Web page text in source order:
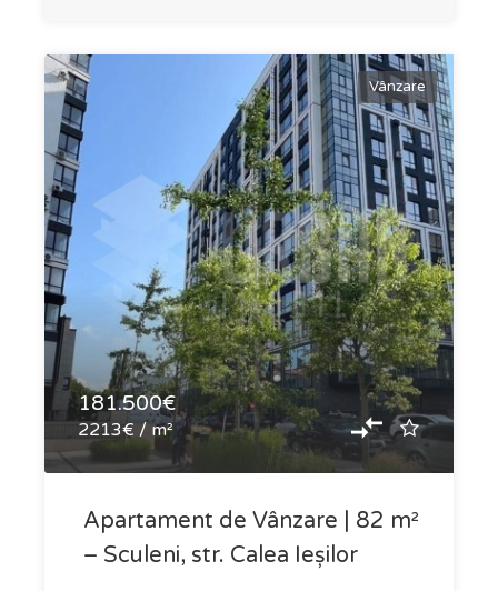
Vânzare
181.500€
2213€ / m²
Apartament de Vânzare | 82 m²
– Sculeni, str. Calea Ieșilor